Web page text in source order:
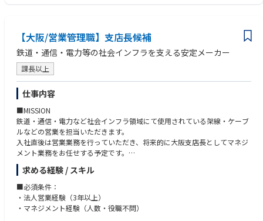
1ヶ月目：基礎知識と現場実習 ※本社：福島県郡山市にて実施
導入研修（2〜3日間）： 人事担当より会社概要や基本ルールをレクチャ
ー。
製造現場研修（最大3週間）： リサイクル工程を直接学びます。「自社の
サービスがどう作られるか」を肌で感じることで、自信を持って提案でき
る土台を作ります。
2〜3ヶ月目：同行研修
先輩営業に同行し、各地のお客様を訪問。商談の流れや、現場で培った知
識をどう提案に活かすかを学びます。
4ヶ月目以降：独り立ち（担当顧客の割り当て）
自分のお客様を持ち、営業活動をスタート。先輩社員のサポートを受けな
がら、早期に一人前を目指せる体制です。
※上記は標準的な育成スケジュールです。これまでの社会人経験・営業経
験・業界経験や入社後の習熟度に応じて、研修内容・期間は柔軟に調整し
想定しており、無理なく着実に独り立ちできる体制を整えています。
2.継続的なスキルアップ支援
【大阪/営業管理職】支店長候補
鉄道・通信・電力等の社会インフラを支える安定メーカー
課長以上
仕事内容
■MISSION
鉄道・通信・電力など社会インフラ領域にて使用されている架線・ケーブ
ルなどの営業を担当いただきます。
入社直後は営業業務を行っていただき、将来的に大阪支店長としてマネジ
メント業務をお任せする予定です。
■業務内容
・担当顧客のご要望をヒアリング
・素材を選定し具体的製品を提案
・製造部門や外注先に製造を依頼
求める経験 / スキル
■必須条件：
・法人営業経験（3年以上）
・マネジメント経験（人数・役職不問）